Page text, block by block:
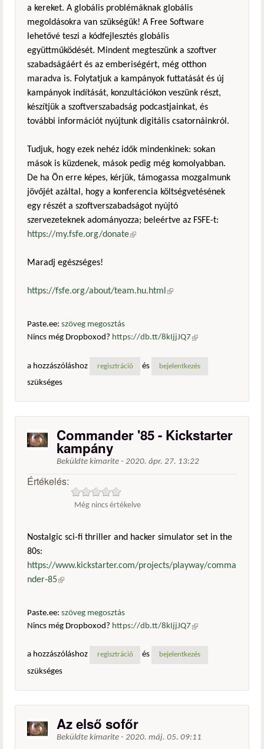
a kereket. A globális problémáknak globális
megoldásokra van szükségük! A Free Software
lehetővé teszi a kódfejlesztés globális
együttműködését. Mindent megteszünk a szoftver
szabadságáért és az emberiségért, még otthon
maradva is. Folytatjuk a kampányok futtatását és új
kampányok indítását, konzultációkon veszünk részt,
készítjük a szoftverszabadság podcastjainkat, és
további információt nyújtunk digitális csatornáinkról.
Tudjuk, hogy ezek nehéz idők mindenkinek: sokan
mások is küzdenek, mások pedig még komolyabban.
De ha Ön erre képes, kérjük, támogassa mozgalmunk
jövőjét azáltal, hogy a konferencia költségvetésének
egy részét a szoftverszabadságot nyújtó
szervezeteknek adományozza; beleértve az FSFE-t:
https://my.fsfe.org/donate(külső hivatkozás)
Maradj egészséges!
https://fsfe.org/about/team.hu.html (külső hivatkozás)
Paste.ee: szöveg megosztás
Nincs még Dropboxod? https://db.tt/8kIjjJQ7 (külső
a hozzászóláshoz
regisztráció és bejelentkezés
szükséges
Commander '85 - Kickstarter
kampány
Beküldte kimarite - 2020. ápr. 27. 13:22
Értékelés:
Még nincs értékelve
Nostalgic sci-fi thriller and hacker simulator set in the
80s:
https://www.kickstarter.com/projects/playway/comma
nder-85(külső hivatkozás)
Paste.ee: szöveg megosztás
Nincs még Dropboxod? https://db.tt/8kIjjJQ7 (külső
a hozzászóláshoz
regisztráció és bejelentkezés
szükséges
Az első sofőr
Beküldte kimarite - 2020. máj. 05. 09:11